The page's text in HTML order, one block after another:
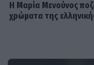
Η Μαρία Μενούνος
χρώματα της